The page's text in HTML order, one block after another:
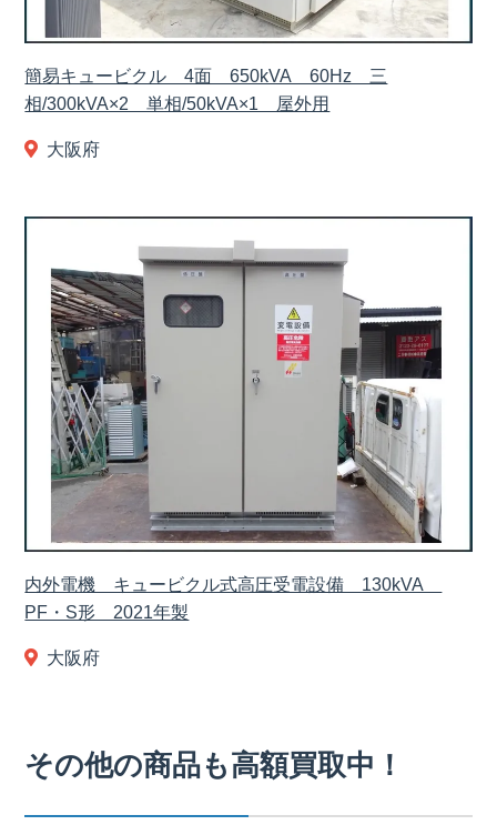
簡易キュービクル 4面 650kVA 60Hz 三
相/300kVA×2 単相/50kVA×1 屋外用
大阪府
内外電機 キュービクル式高圧受電設備 130kVA
PF・S形 2021年製
大阪府
その他の商品も高額買取中！